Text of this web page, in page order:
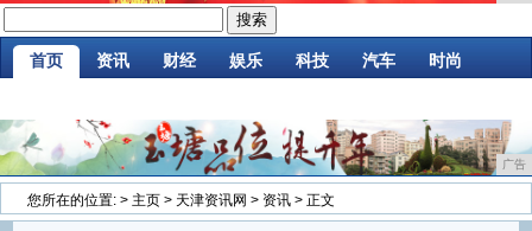
首页 资讯 财经 娱乐 科技 汽车 时尚
广告
您所在的位置: > 主页 > 天津资讯网 > 资讯 > 正文